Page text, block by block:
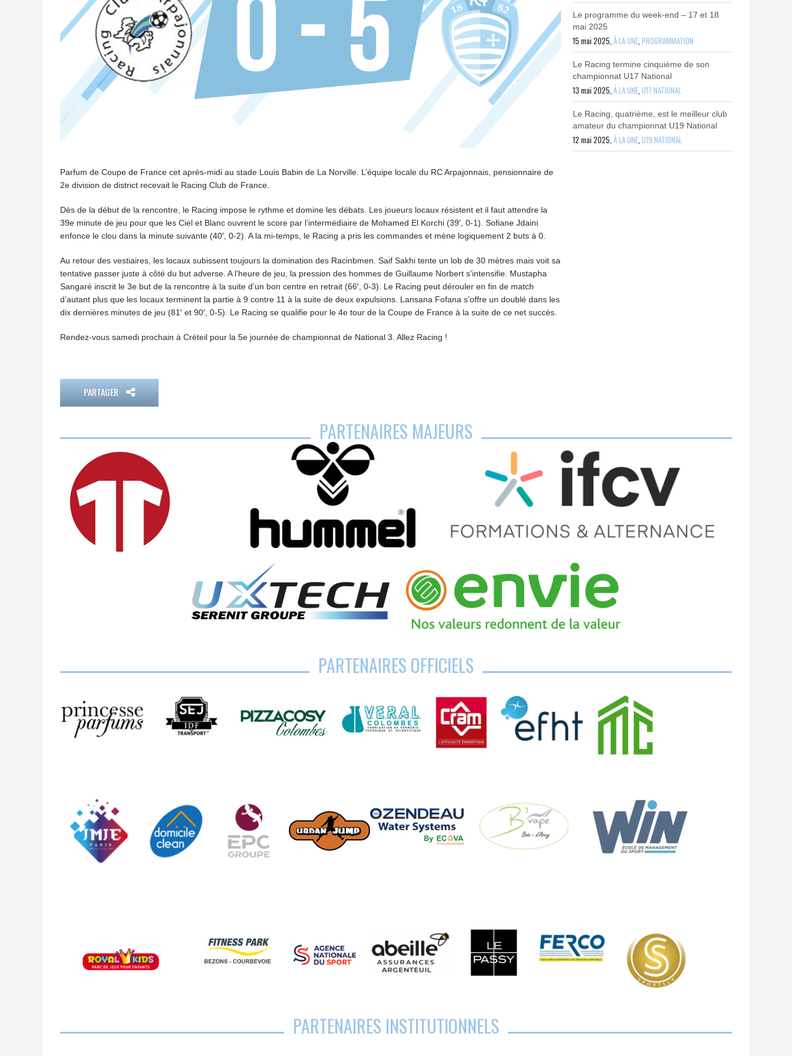
Parfum de Coupe de France cet après-midi au stade Louis Babin de La Norville. L’équipe locale du RC Arpajonnais, pensionnaire de
2e division de district recevait le Racing Club de France.
Dès de la début de la rencontre, le Racing impose le rythme et domine les débats. Les joueurs locaux résistent et il faut attendre la
39e minute de jeu pour que les Ciel et Blanc ouvrent le score par l’intermédiaire de Mohamed El Korchi (39′, 0-1). Sofiane Jdaini
enfonce le clou dans la minute suivante (40′, 0-2). A la mi-temps, le Racing a pris les commandes et mène logiquement 2 buts à 0.
Au retour des vestiaires, les locaux subissent toujours la domination des Racinbmen. Saif Sakhi tente un lob de 30 mètres mais voit sa
tentative passer juste à côté du but adverse. A l’heure de jeu, la pression des hommes de Guillaume Norbert s’intensifie. Mustapha
Sangaré inscrit le 3e but de la rencontre à la suite d’un bon centre en retrait (66′, 0-3). Le Racing peut dérouler en fin de match
d’autant plus que les locaux terminent la partie à 9 contre 11 à la suite de deux expulsions. Lansana Fofana s’offre un doublé dans les
dix dernières minutes de jeu (81′ et 90′, 0-5). Le Racing se qualifie pour le 4e tour de la Coupe de France à la suite de ce net succès.
Rendez-vous samedi prochain à Créteil pour la 5e journée de championnat de National 3. Allez Racing !
PARTAGER
Le programme du week-end – 17 et 18
mai 2025
15 mai 2025,À LA UNE,PROGRAMMATION
Le Racing termine cinquième de son
championnat U17 National
13 mai 2025,À LA UNE,U17 NATIONAL
Le Racing, quatrième, est le meilleur club
amateur du championnat U19 National
12 mai 2025,À LA UNE,U19 NATIONAL
PARTENAIRES MAJEURS
PARTENAIRES OFFICIELS
PARTENAIRES INSTITUTIONNELS